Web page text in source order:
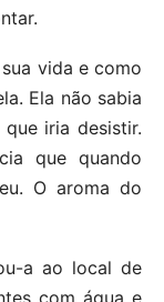
vida e como
Ela não sabia
iria desistir.
que quando
O aroma do
a ao local de
com água e